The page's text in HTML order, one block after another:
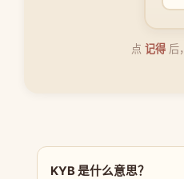
点 记得 后
KYB 是什么意思？